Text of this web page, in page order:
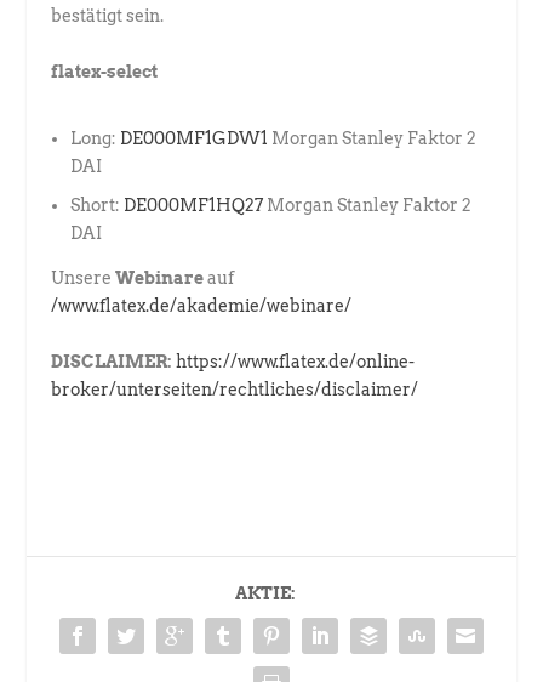
bestätigt sein.
flatex-select
Long: DE000MF1GDW1 Morgan Stanley Faktor 2
DAI
Short: DE000MF1HQ27 Morgan Stanley Faktor 2
DAI
UnsereWebinareauf
/www.flatex.de/akademie/webinare/
DISCLAIMER: https://www.flatex.de/online-
broker/unterseiten/rechtliches/disclaimer/
AKTIE: